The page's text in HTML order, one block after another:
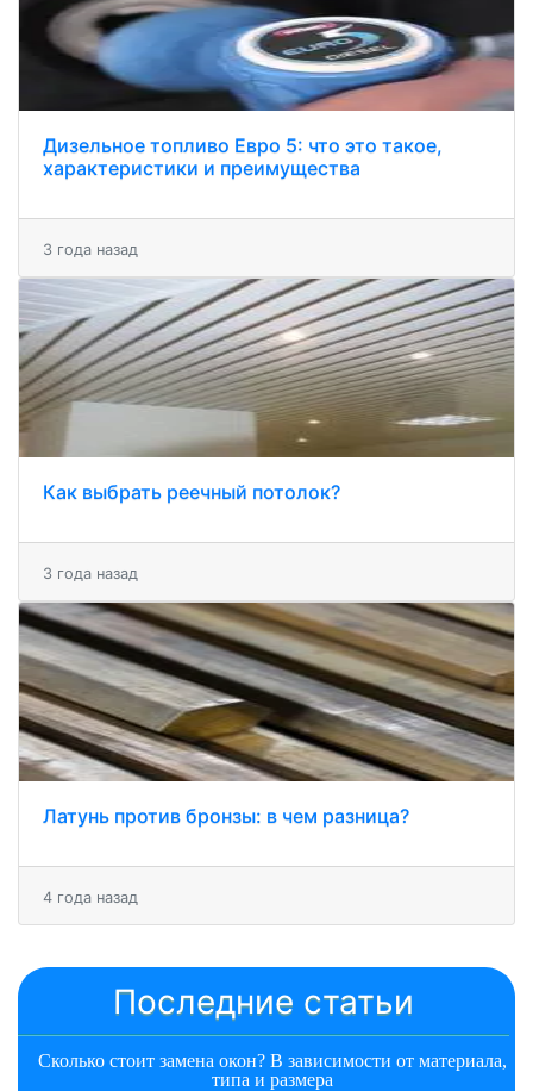
Дизельное топливо Евро 5: что это такое,
характеристики и преимущества
3 года назад
Как выбрать реечный потолок?
3 года назад
Латунь против бронзы: в чем разница?
4 года назад
Последние статьи
Сколько стоит замена окон? В зависимости от материала,
типа и размера